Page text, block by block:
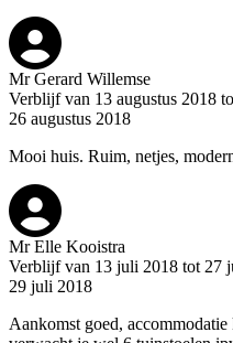
Mr Gerard Willemse
Verblijf van 13 augustus 2018
26 augustus 2018
Mooi huis. Ruim, netjes,
Mr Elle Kooistra
Verblijf van 13 juli 2018 tot 27
29 juli 2018
Aankomst goed,